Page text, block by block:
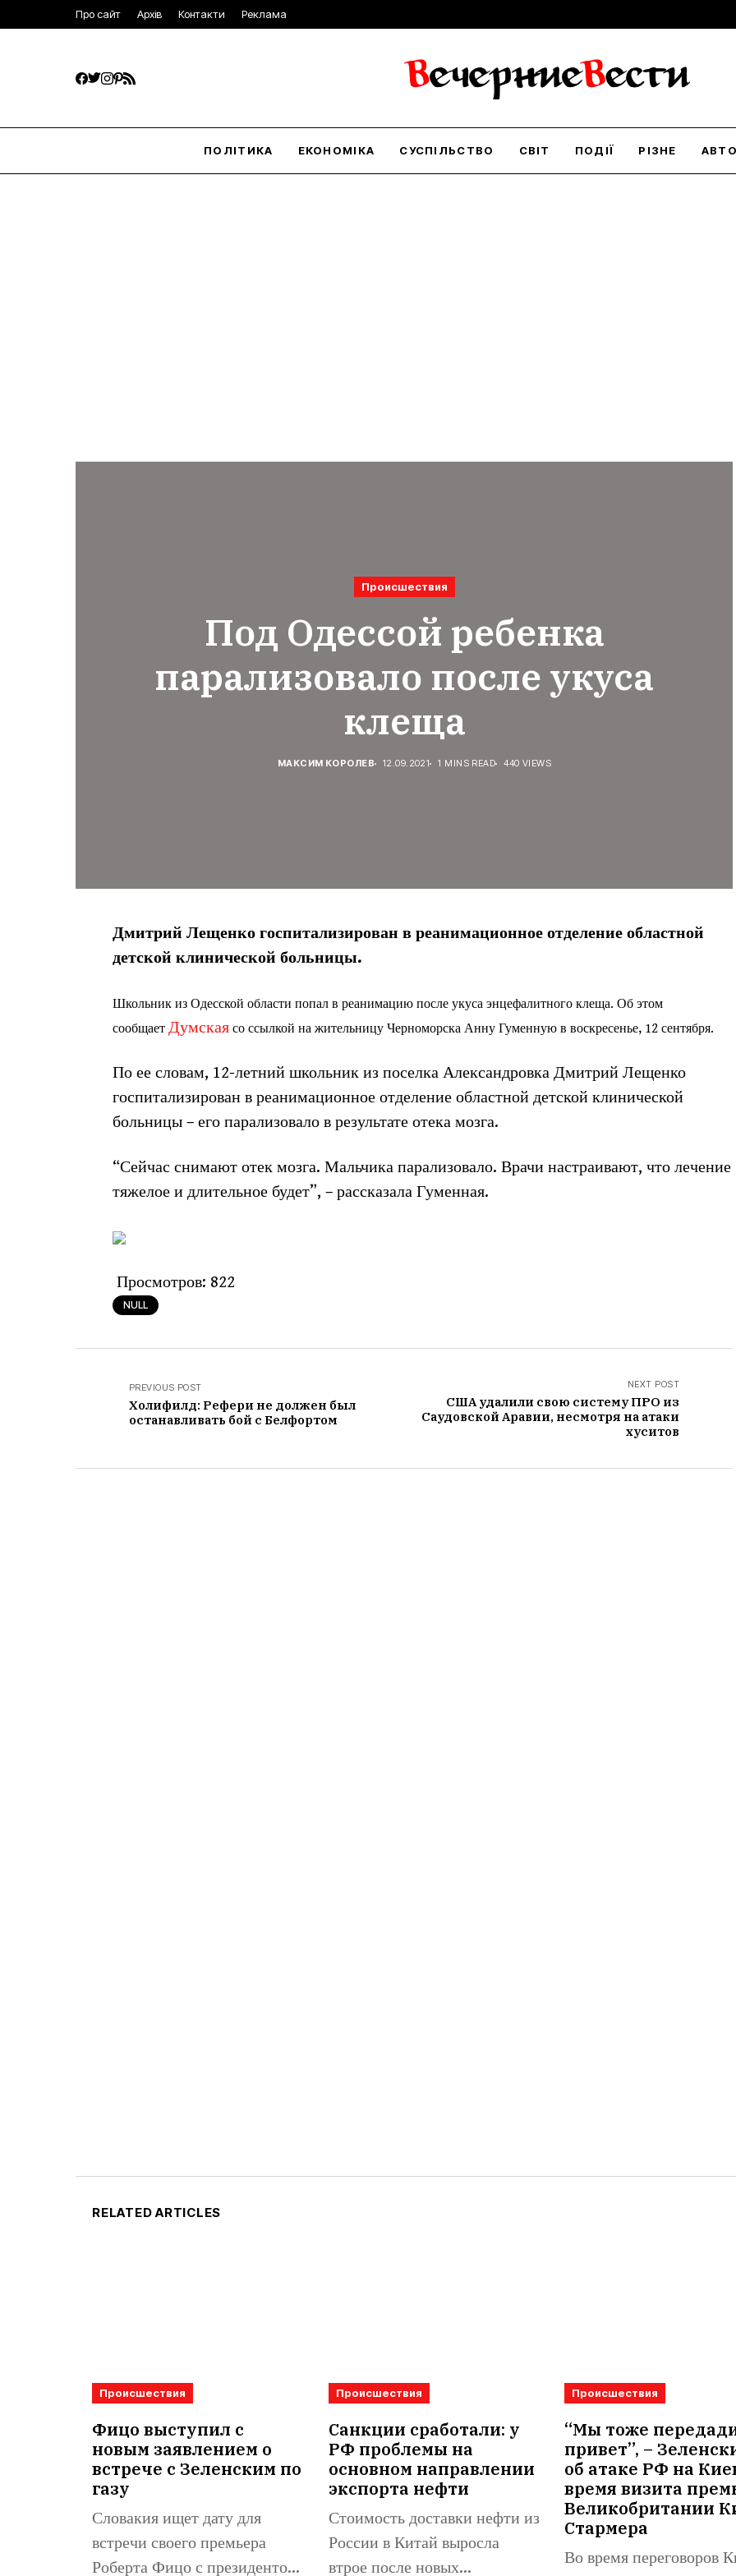
Про сайт Архів Контакти Реклама
ПОЛІТИКА ЕКОНОМІКА СУСПІЛЬСТВО СВІТ ПОДІЇ РІЗНЕ АВТО
Происшествия
Под Одессой ребенка
парализовало после укуса
клеща
МАКСИМ КОРОЛЕВ 12.09.2021 1 MINS READ 440 VIEWS
Дмитрий Лещенко госпитализирован в реанимационное отделение областной
детской клинической больницы.
Школьник из Одесской области попал в реанимацию после укуса энцефалитного клеща. Об этом
сообщает Думская со ссылкой на жительницу Черноморска Анну Гуменную в воскресенье, 12 сентября.
По ее словам, 12-летний школьник из поселка Александровка Дмитрий Лещенко
госпитализирован в реанимационное отделение областной детской клинической
больницы – его парализовало в результате отека мозга.
“Сейчас снимают отек мозга. Мальчика парализовало. Врачи настраивают, что лечение
тяжелое и длительное будет”, – рассказала Гуменная.
Просмотров: 822
NULL
PREVIOUS POST
Холифилд: Рефери не должен был
останавливать бой с Белфортом
NEXT POST
США удалили свою систему ПРО из
Саудовской Аравии, несмотря на атаки
хуситов
RELATED ARTICLES
Происшествия
Фицо выступил с
новым заявлением о
встрече с Зеленским по
газу
Словакия ищет дату для
встречи своего премьера
Роберта Фицо с президентом
Происшествия
Санкции сработали: у
РФ проблемы на
основном направлении
экспорта нефти
Стоимость доставки нефти из
России в Китай выросла
втрое после новых
Происшествия
“Мы тоже
привет”, –
об атаке РФ на
время визита
Великобритании
Стармера
Во время переговоров